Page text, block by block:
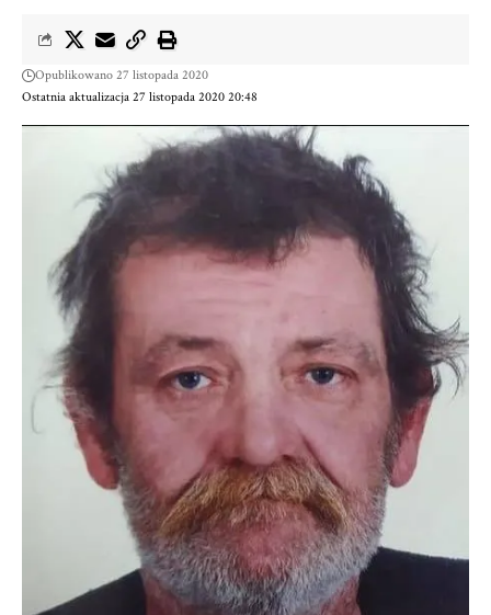
Ostatnia aktualizacja 27 listopada 2020 20:48
Opublikowano 27 listopada 2020